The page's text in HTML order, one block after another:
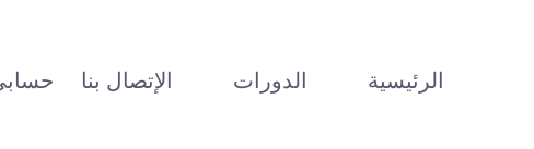
الرئيسية الدورات الإتصال بنا